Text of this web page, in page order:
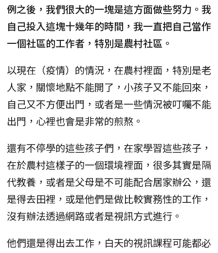
例之後，我們很大的一塊是這方面做些努力。我
自己投入這塊十幾年的時間，我一直把自己當作
一個社區的工作者，特別是農村社區。
以現在（疫情）的情況，在農村裡面，特別是老
人家，關懷地點不能開了，小孩子又不能回來，
自己又不方便出門，或者是一些情況被叮囑不能
出門，心裡也會是非常的煎熬。
還有不停學的這些孩子們，在家學習這些孩子，
在於農村這樣子的一個環境裡面，很多其實是隔
代教養，或者是父母是不可能配合居家辦公，還
是得去田裡，或是他們是做比較實務性的工作，
沒有辦法透過網路或者是視訊方式進行。
他們還是得出去工作，白天的視訊課程可能都必